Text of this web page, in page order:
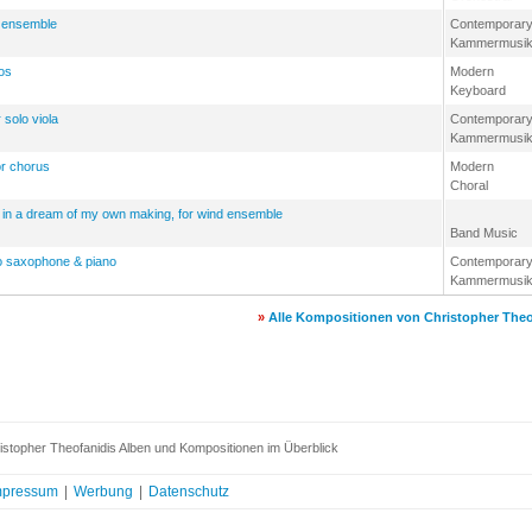
Contemporary
Kammermusik
Modern
Keyboard
solo viola
Contemporary
Kammermusik
chorus
Modern
Choral
a dream of my own making, for wind ensemble
Band Music
saxophone & piano
Contemporary
Kammermusik
» Alle Kompositionen von Christopher
Theofanidis Alben und Kompositionen im Überblick
Werbung Datenschutz